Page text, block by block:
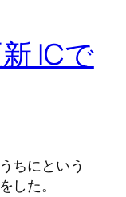
ICで
ちにという
した。